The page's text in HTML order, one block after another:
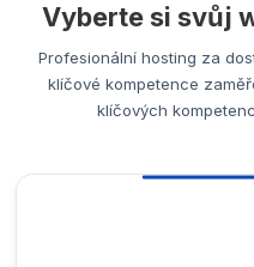
Vyberte si svůj
Profesionální hosting za
klíčové kompetence
klíčových